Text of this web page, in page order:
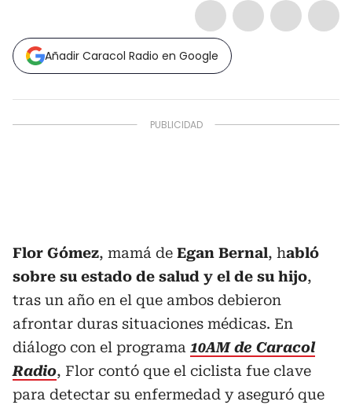
Añadir Caracol Radio en Google
Flor Gómez, mamá de Egan Bernal, habló
sobre su estado de salud y el de su hijo,
tras un año en el que ambos debieron
afrontar duras situaciones médicas. En
diálogo con el programa 10AM de Caracol
Radio, Flor contó que el ciclista fue clave
para detectar su enfermedad y aseguró que